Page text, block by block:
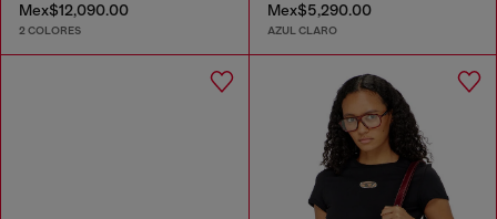
Mex$12,090.00
2 COLORES
Mex$5,290.00
AZUL CLARO